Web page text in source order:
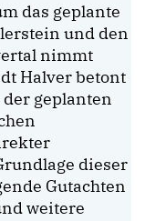
das geplante
und den
nimmt
Halver betont
geplanten
dieser
Gutachten
weitere